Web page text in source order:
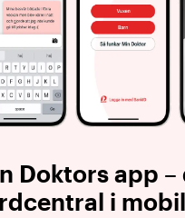
Doktors app –
i